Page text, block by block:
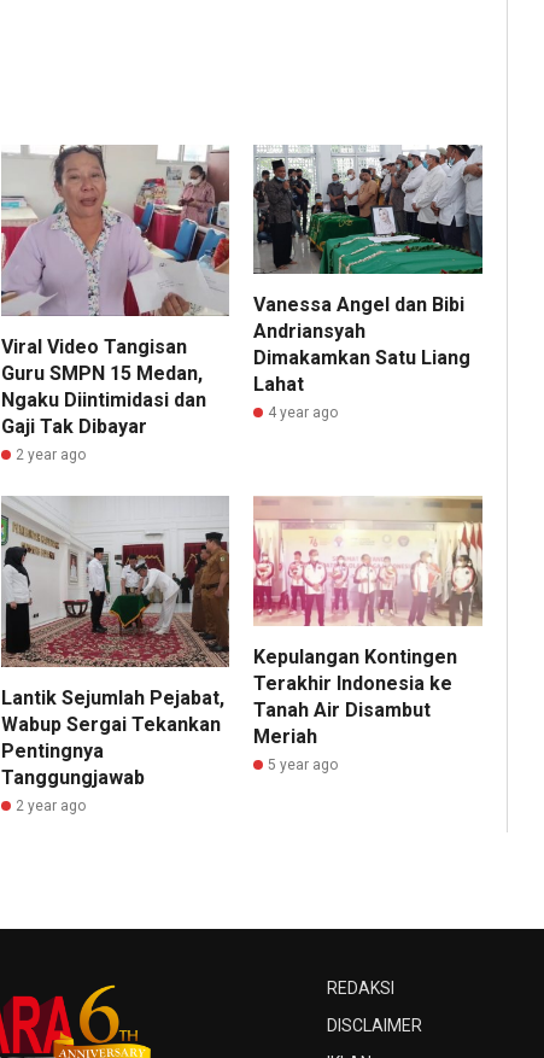
Viral Video Tangisan
Guru SMPN 15 Medan,
Ngaku Diintimidasi dan
Gaji Tak Dibayar
2 year ago
Vanessa Angel dan Bibi
Andriansyah
Dimakamkan Satu Liang
Lahat
4 year ago
Lantik Sejumlah Pejabat,
Wabup Sergai Tekankan
Pentingnya
Tanggungjawab
2 year ago
Kepulangan Kontingen
Terakhir Indonesia ke
Tanah Air Disambut
Meriah
5 year ago
REDAKSI
DISCLAIMER